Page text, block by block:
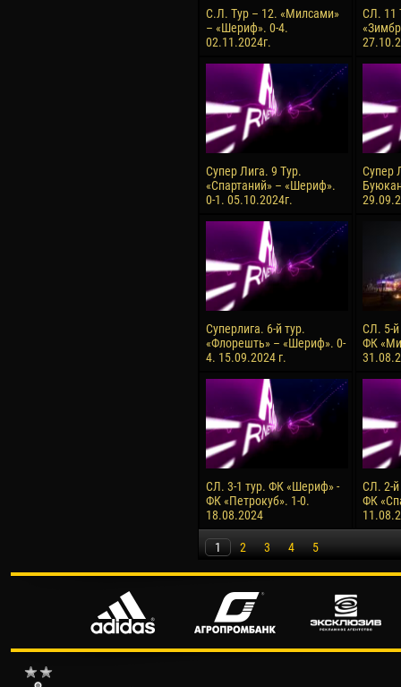
С.Л. Тур – 12. «Милсами»
– «Шериф». 0-4.
02.11.2024г.
СЛ. 11
Супер Лига. 9 Тур.
«Спартаний» – «Шериф».
0-1. 05.10.2024г.
Супер
Суперлига. 6-й тур.
«Флорешть» – «Шериф». 0-
4. 15.09.2024 г.
СЛ. 5-
ФК
СЛ. 3-1 тур. ФК «Шериф» -
ФК «Петрокуб». 1-0.
18.08.2024
СЛ. 2-
ФК
1 2 3 4 5